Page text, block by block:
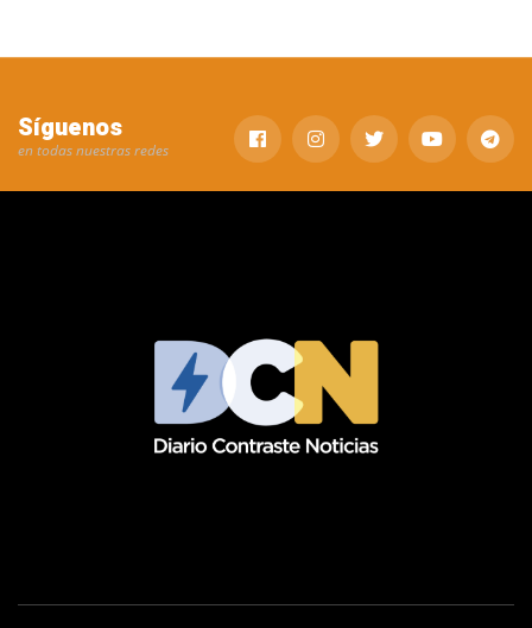
Síguenos
en todas nuestras redes